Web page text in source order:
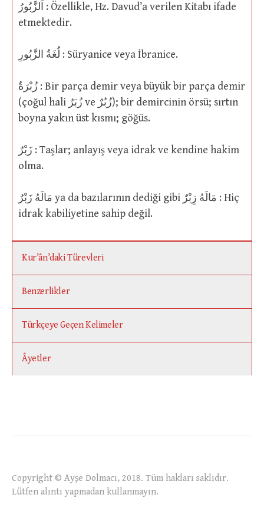
اَلزَّبُورُ : Özellikle, Hz. Davud’a verilen Kitabı ifade
etmektedir.
لُغَةُ الزَّبُورِ : Süryanice veya İbranice.
زُبْرَةٌ : Bir parça demir veya büyük bir parça demir
(çoğul hali زُبَرٌ ve زُبُرٌ); bir demircinin örsü; sırtın
boyna yakın üst kısmı; göğüs.
زَبْرٌ : Taşlar; anlayış veya idrak ve kendine hakim
olma.
مَالَهُ زَبْرٌ ya da bazılarının dediği gibi مَالَهُ زِبْرٌ : Hiç
idrak kabiliyetine sahip değil.
Kur’ân’daki Türevleri
Benzerlikler
Türkçeye Geçen Kelimeler
Âyetler
Copyright © Ayşe Dolmacı, 2018. Tüm hakları saklıdır.
Lütfen alıntı yapmadan kullanmayın.